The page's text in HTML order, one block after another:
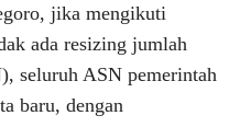
jika mengikuti
ada resizing jumlah
seluruh ASN pemerintah
baru, dengan